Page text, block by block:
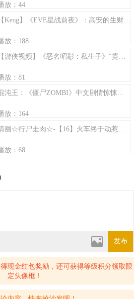
放：44
【Keng】《EVE星战前夜》：高安的生财之道
放：188
【游侠视频】《恶名昭彰：私生子》“霓虹之夜”游戏视频
放：81
混沌王：《僵尸ZOMBI》中文剧情惊悚实况解说（第一期 先进的手电筒）
放：164
清幽☆行尸走肉☆-【16】火车终于动惹，小男孩也shi惹~
放：68
发布
现金红包奖励，还可获得等级积分领取限
定头像框！